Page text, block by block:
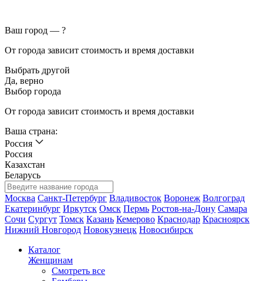
Ваш город — ?
От города зависит стоимость и время доставки
Выбрать другой
Да, верно
Выбор города
От города зависит стоимость и время доставки
Ваша страна:
Россия
Россия
Казахстан
Беларусь
Москва Санкт-Петербург Владивосток Воронеж Волгоград
Екатеринбург Иркутск Омск Пермь Ростов-на-Дону Самара
Сочи Сургут Томск Казань Кемерово Краснодар Красноярск
Нижний Новгород Новокузнецк Новосибирск
Каталог
Женщинам
Смотреть все